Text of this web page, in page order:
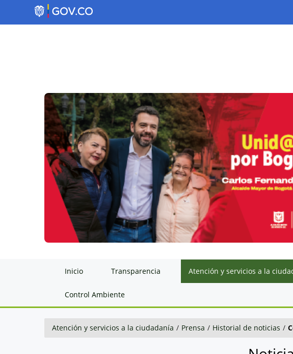
Inicio Transparencia Atención y servicios a la
Control Ambiente
Atención y servicios a la ciudadanía / Prensa / Historial de noticias /